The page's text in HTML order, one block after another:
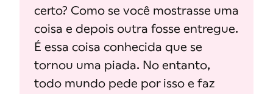
certo? Como se você mostrasse uma
coisa e depois outra fosse entregue.
É essa coisa conhecida que se
tornou uma piada. No entanto,
todo mundo pede por isso e faz